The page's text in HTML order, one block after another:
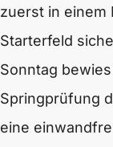
zuerst in einem
Starterfeld
Sonntag
Springprüfung
eine